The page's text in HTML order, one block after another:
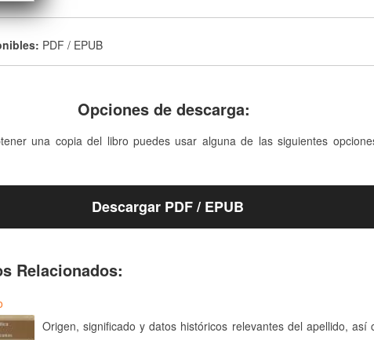
PDF / EPUB
Opciones de descarga:
una copia del libro puedes usar alguna de las siguientes
Descargar PDF / EPUB
Relacionados:
Origen, significado y datos históricos relevantes del apellido, así